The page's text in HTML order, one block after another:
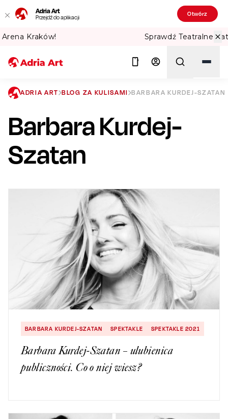
Adria Art
Przejdź do aplikacji Otwórz
Sprawdź Teatralne Lato w PKiN! 🏛️
Szukaj
ADRIA ART BLOG ZA KULISAMI BARBARA KURDEJ-SZATAN
Barbara Kurdej-
Szatan
BARBARA KURDEJ-SZATAN SPEKTAKLE SPEKTAKLE 2021
Barbara Kurdej-Szatan – ulubienica
publiczności. Co o niej wiesz?